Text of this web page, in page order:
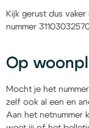
Kijk gerust dus
nummer
Op
Mocht je het
zelf ook al een en
Aan het netnummer